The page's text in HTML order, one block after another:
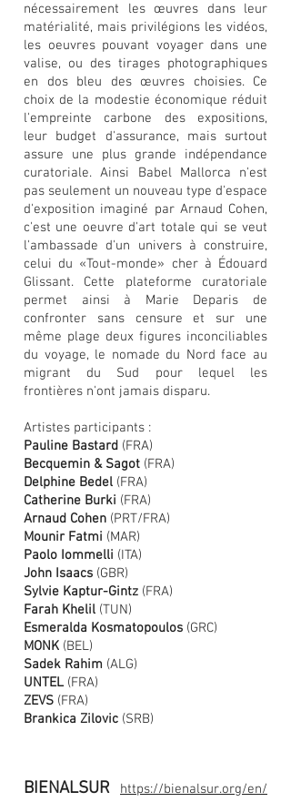
nécessairement les œuvres dans leur
matérialité, mais privilégions les vidéos,
les oeuvres pouvant voyager dans une
valise, ou des tirages photographiques
en dos bleu des œuvres choisies. Ce
choix de la modestie économique réduit
l'empreinte carbone des expositions,
leur budget d'assurance, mais surtout
assure une plus grande indépendance
curatoriale. Ainsi Babel Mallorca n'est
pas seulement un nouveau type d'espace
d'exposition imaginé par Arnaud Cohen,
c'est une oeuvre d'art totale qui se veut
l'ambassade d'un univers à construire,
celui du «Tout-monde» cher à Édouard
Glissant. Cette plateforme curatoriale
permet ainsi à Marie Deparis de
confronter sans censure et sur une
même plage deux figures inconciliables
du voyage, le nomade du Nord face au
migrant du Sud pour lequel les
frontières n'ont jamais disparu.
Artistes participants :
Pauline Bastard (FRA)
Becquemin & Sagot (FRA)
Delphine Bedel (FRA)
Catherine Burki (FRA)
Arnaud Cohen (PRT/FRA)
Mounir Fatmi (MAR)
Paolo Iommelli (ITA)
John Isaacs (GBR)
Sylvie Kaptur-Gintz (FRA)
Farah Khelil (TUN)
Esmeralda Kosmatopoulos (GRC)
MONK (BEL)
Sadek Rahim (ALG)
UNTEL(FRA)
ZEVS (FRA)
Brankica Zilovic (SRB)
BIENALSUR https://bienalsur.org/en/